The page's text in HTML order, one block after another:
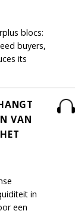
blocs:
buyers,
its
VAN
in
een